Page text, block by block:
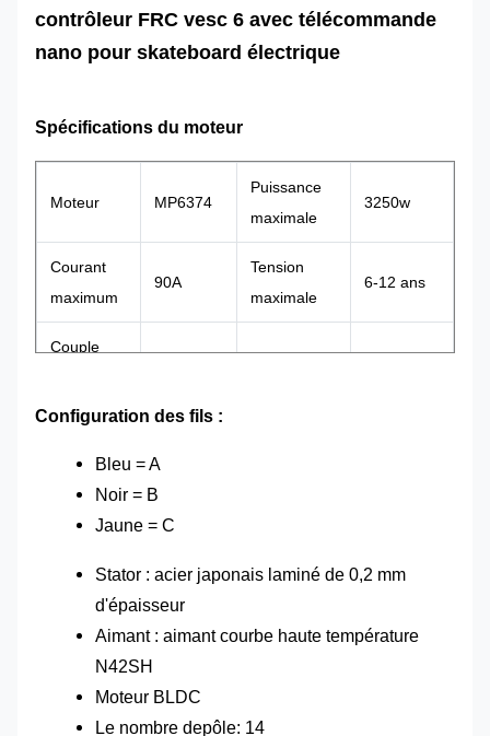
contrôleur FRC vesc 6 avec télécommande
nano pour skateboard électrique
Spécifications du moteur
Moteur MP6374
Puissance
maximale
3250w
Courant
maximum
90A
Tension
maximale
6-12 ans
Couple
ÉCHAP 3-12S50A
Arbre 8/10mm
Configuration des fils :
Bleu = A
Noir = B
Jaune = C
Stator : acier japonais laminé de 0,2 mm
d'épaisseur
Aimant : aimant courbe haute température
N42SH
Moteur BLDC
Le nombre depôle: 14